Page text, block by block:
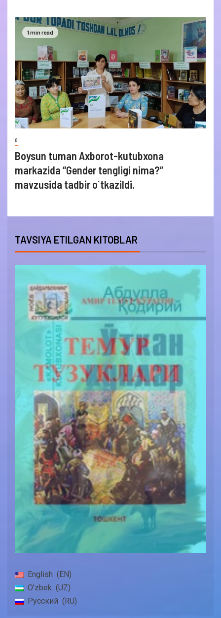
1 min read
0
Boysun tuman Axborot-kutubxona
markazida “Gender tengligi nima?”
mavzusida tadbir o`tkazildi.
TAVSIYA ETILGAN KITOBLAR
English
EN
O'zbek
UZ
Русский
RU